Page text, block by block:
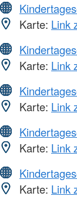
Karte: Link
Karte: Link
Karte: Link
Karte: Link
Karte: Link